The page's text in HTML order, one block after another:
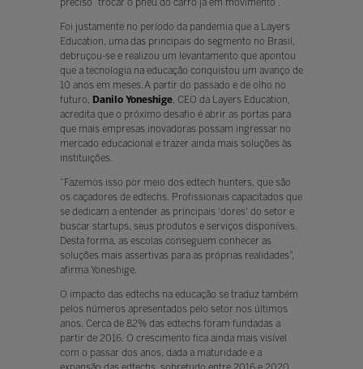
Foi justamente no período da pandemia que a Layers
Education, uma das principais do segmento no Brasil,
debruçou-se e realizou um levantamento que apontou
que a tecnologia na educação conquistou um avanço de
10 anos em meses. A partir do passado e de olho no
futuro, Danilo Yoneshige, CEO da Layers Education,
acredita que o próximo desafio é abrir as portas para
que mais empresas inovadoras possam ingressar no
mercado educacional e trazer ainda mais soluções às
instituições.
“Fazemos isso por meio dos edtech hunters, que são
os caçadores de edtechs. Profissionais capacitados que
se dedicam a entender as principais 'dores' do setor e
buscar startups, seus produtos e serviços disponíveis.
Desta forma, as escolas conseguem conhecer as
soluções mais assertivas para as próprias realidades”,
afirma Yoneshige.
O impacto das edtechs na educação se traduz também
pelos números apresentados pelo setor nos últimos
anos. Cerca de 82% das edtechs foram fundadas a
partir de 2016. O crescimento fica ainda mais visível
com o passar dos anos, dada a maturidade e a